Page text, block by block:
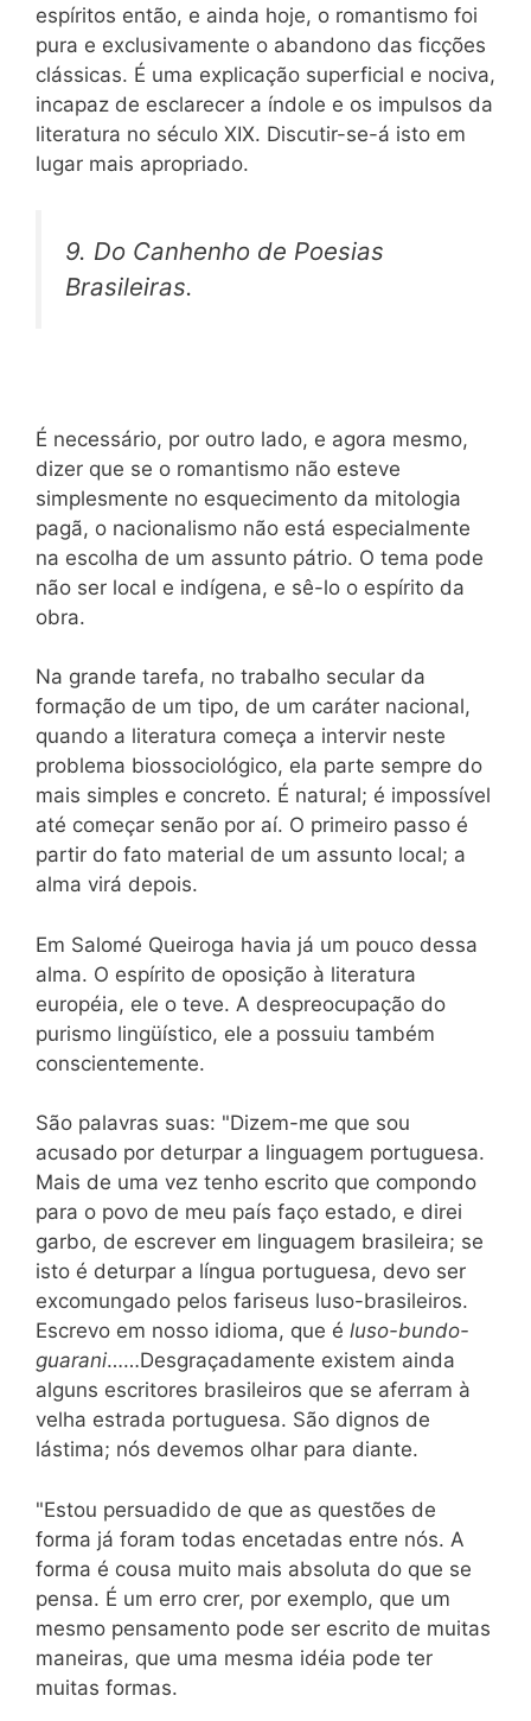
espíritos então, e ainda hoje, o romantismo foi
pura e exclusivamente o abandono das ficções
clássicas. É uma explicação superficial e nociva,
incapaz de esclarecer a índole e os impulsos da
literatura no século XIX. Discutir-se-á isto em
lugar mais apropriado.
9. Do Canhenho de Poesias
Brasileiras.
É necessário, por outro lado, e agora mesmo,
dizer que se o romantismo não esteve
simplesmente no esquecimento da mitologia
pagã, o nacionalismo não está especialmente
na escolha de um assunto pátrio. O tema pode
não ser local e indígena, e sê-lo o espírito da
obra.
Na grande tarefa, no trabalho secular da
formação de um tipo, de um caráter nacional,
quando a literatura começa a intervir neste
problema biossociológico, ela parte sempre do
mais simples e concreto. É natural; é impossível
até começar senão por aí. O primeiro passo é
partir do fato material de um assunto local; a
alma virá depois.
Em Salomé Queiroga havia já um pouco dessa
alma. O espírito de oposição à literatura
européia, ele o teve. A despreocupação do
purismo lingüístico, ele a possuiu também
conscientemente.
São palavras suas: "Dizem-me que sou
acusado por deturpar a linguagem portuguesa.
Mais de uma vez tenho escrito que compondo
para o povo de meu país faço estado, e direi
garbo, de escrever em linguagem brasileira; se
isto é deturpar a língua portuguesa, devo ser
excomungado pelos fariseus luso-brasileiros.
Escrevo em nosso idioma, que é luso-bundo-
guarani……Desgraçadamente existem ainda
alguns escritores brasileiros que se aferram à
velha estrada portuguesa. São dignos de
lástima; nós devemos olhar para diante.
"Estou persuadido de que as questões de
forma já foram todas encetadas entre nós. A
forma é cousa muito mais absoluta do que se
pensa. É um erro crer, por exemplo, que um
mesmo pensamento pode ser escrito de muitas
maneiras, que uma mesma idéia pode ter
muitas formas.